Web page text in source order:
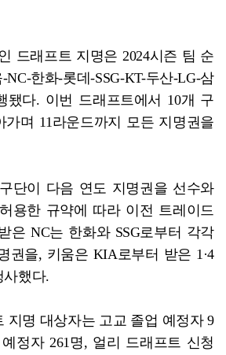
드래프트 지명은 2024시즌 팀 순
한화-롯데-SSG-KT-두산-LG-삼
됐다. 이번 드래프트에서 10개 구
가며 11라운드까지 모든 지명권을
단이 다음 연도 지명권을 선수와
용한 규약에 따라 이전 트레이드
은 NC는 한화와 SSG로부터 각각
권을, 키움은 KIA로부터 받은 1·4
사했다.
지명 대상자는 고교 졸업 예정자 9
정자 261명, 얼리 드래프트 신청